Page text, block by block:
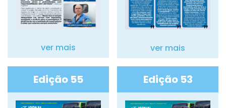
ver mais ver mais
Edição 55 Edição 53